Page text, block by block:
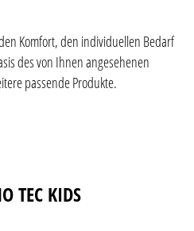
Komfort, den individuellen Bedarf
des von Ihnen angesehenen
passende Produkte.
TEC KIDS